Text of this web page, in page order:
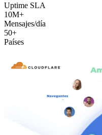
Uptime SLA
10M+
Mensajes/día
50+
Países